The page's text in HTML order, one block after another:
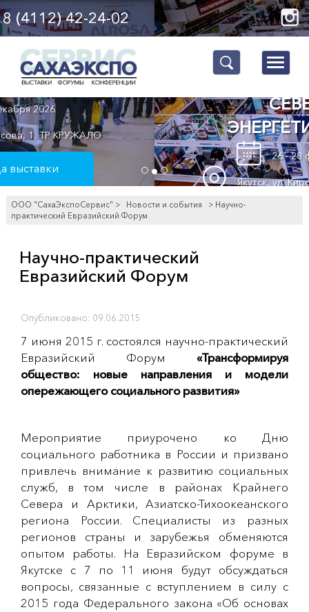
8 (4112) 42-24-02
trk
СТРОЙИНДУСТРИЯ
СЕВЕРА.
ЭНЕРГЕТИКА.ЖКХ
26 - 28 февраля 2026
Якутск, ул. Кирова, 20/1, СК МОДУН
Страница выставки
Получить
пригласительный билет
ООО "СахаЭкспоСервис" > Новости и события
> Научно-
практический Евразийский Форум
Научно-практический
Евразийский Форум
Опубликовано: 09.06.2015
7 июня 2015 г. состоялся научно-практический
Евразийский Форум «Трансформируя
общество: новые направления и модели
опережающего социального развития»
Мероприятие приурочено ко Дню
социального работника в России и призвано
привлечь внимание к развитию социальных
служб, в том числе в районах Крайнего
Севера и Арктики, Азиатско-Тихоокеанского
региона России. Специалисты из разных
регионов страны и зарубежья обменяются
опытом работы. На Евразийском форуме в
Якутске с 7 по 11 июня будут обсуждаться
вопросы, связанные с вступлением в силу с
2015 года Федерального закона «Об основах